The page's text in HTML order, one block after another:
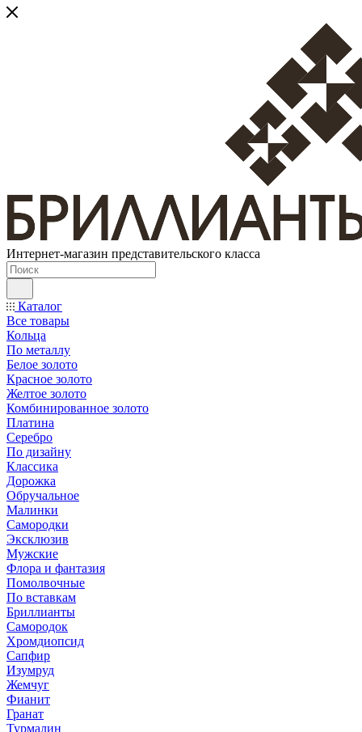
Интернет-магазин представительского класса
Каталог
Все товары
Кольца
По металлу
Белое золото
Красное золото
Желтое золото
Комбинированное золото
Платина
Серебро
По дизайну
Классика
Дорожка
Обручальное
Малинки
Самородки
Эксклюзив
Мужские
Флора и фантазия
Помолвочные
По вставкам
Бриллианты
Самородок
Хромдиопсид
Сапфир
Изумруд
Жемчуг
Фианит
Гранат
Турмалин